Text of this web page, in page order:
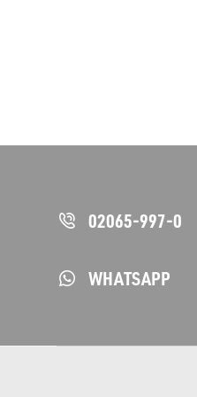
02065-997-0
WHATSAPP